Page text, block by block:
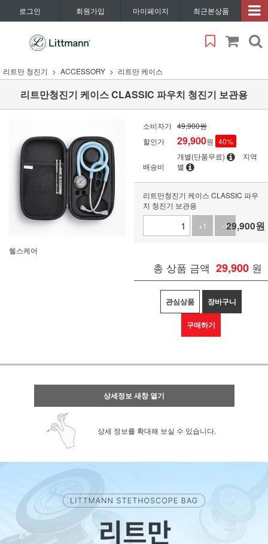
로그인 회원가입 마이페이지 최근본상품
리트만 청진기 ACCESSORY 리트만 케이스
리트만청진기 케이스 CLASSIC 파우치 청진기 보관용
헬스케어
소비자가 49,900원
할인가
29,900원 40%
배송비
개별(단품무료)
지역
별
리트만청진기 케이스 CLASSIC 파우
치 청진기 보관용
+1
-129,900원
총 상품 금액 29,900 원
관심상품 장바구니
구매하기
상세정보 새창 열기
상세 정보를 확대해 보실 수 있습니다.